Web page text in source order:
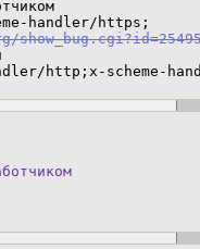
http;x-scheme-